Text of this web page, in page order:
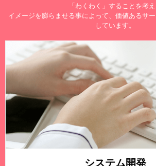
「わくわく」することを考え
イメージを膨らませる事によって、価値あるサ
しています。
システム開発